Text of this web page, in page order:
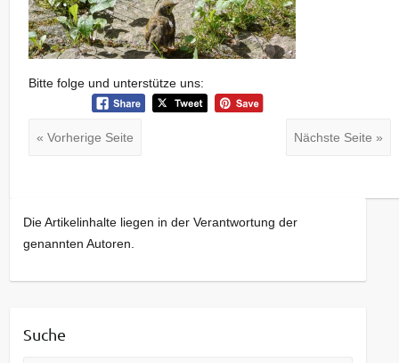
Bitte folge und unterstütze uns:
« Vorherige Seite Nächste Seite »
Die Artikelinhalte liegen in der Verantwortung der
genannten Autoren.
Suche